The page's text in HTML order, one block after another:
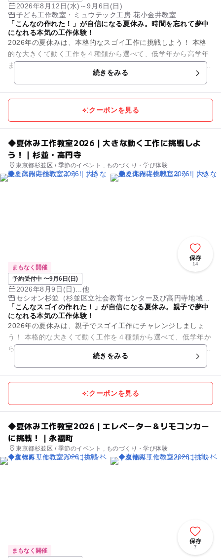
2026年8月12日(水)～9月6日(日)
子ども工作教室・ミュウテック工房 花小金井教室
「こんなの作れた！」が自信になる夏休み。時間を忘れて夢中
になれる本気の工作体験！
2026年の夏休みは、本格的なスゴイ工作に挑戦しよう！ 本格
的な大きくて動く工作を４種類から選べて、低学年から高学年
までの自由研究にピッタリ！ 未就学のお子様から中学生まで、
続きをみる
クーポンを見る
◆夏休み工作教室2026｜大きな動く工作に挑戦しよ
う！｜杉並・高円寺
東京都杉並区 / 季節のイベント , ものづくり・学び体験
保存
14
まもなく開催
予約受付中 〜9月6日(日)
2026年8月9日(日)...他
セシオン杉並（杉並区立社会教育センター及び高円寺地域区
民センター複合施設）
「こんなスゴイの作れた！」が自信になる夏休み。親子で夢中
になれる本気の工作体験！
2026年の夏休みは、親子でスゴイ工作にチャレンジしましょ
う！ 本格的な大きくて動く工作を４種類から選べて、低学年か
ら高学年までの自由研究にも最適です！ 未就学のお子様も親子
続きをみる
クーポンを見る
◆夏休み工作教室2026｜エレベーター＆リモコンカー
に挑戦！｜永福町
東京都杉並区 / 季節のイベント , ものづくり・学び体験
保存
7
まもなく開催